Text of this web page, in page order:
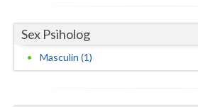
Sex Psiholog
Masculin (1)